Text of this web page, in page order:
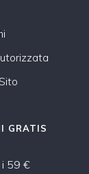
GRATIS
i 59 €